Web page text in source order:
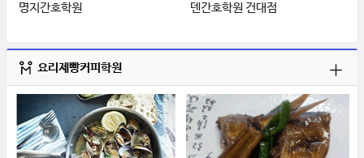
명지간호학원 덴간호학원 건대점
요리제빵커피학원